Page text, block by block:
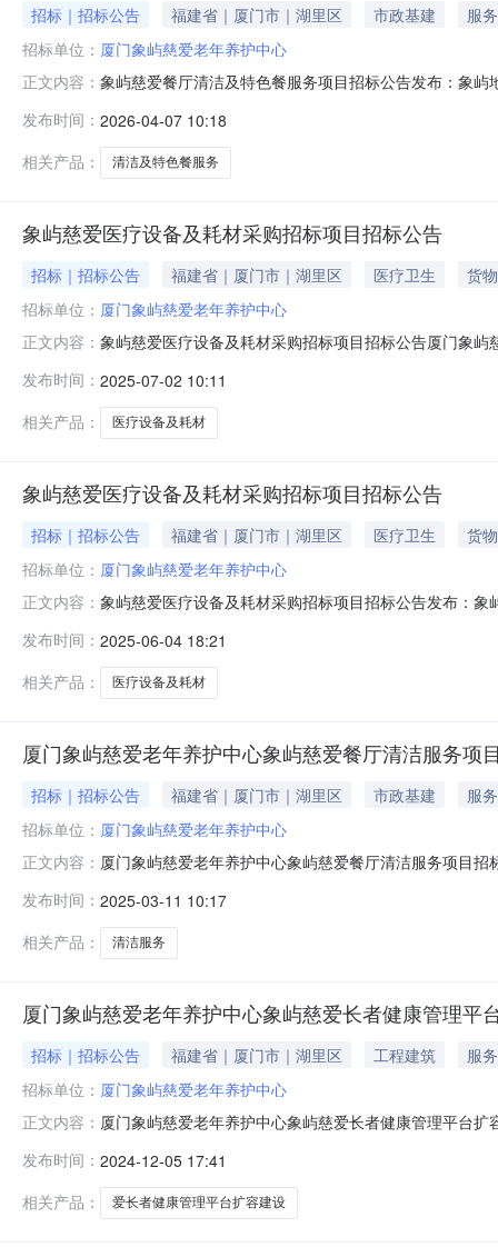
招标｜招标公告 福建省｜厦门市｜湖里区 市政基建
服务
招标单位： 厦门象屿慈爱老年养护中心
正文内容： 象屿慈爱餐厅清洁及特色餐服务项目招标公告发布：象
投标的单位，于报名截止时间2026年4月9日17:00（北
4月1
发布时间： 2026-04-07 10:18
相关产品：
清洁及特色餐服务
象屿慈爱医疗设备及耗材采购招标项目招标公告
招标｜招标公告 福建省｜厦门市｜湖里区 医疗卫生
货物
招标单位： 厦门象屿慈爱老年养护中心
正文内容： 象屿慈爱医疗设备及耗材采购招标项目招标公告厦门象
间）前，以邮件形式向招标联系人获取，邮件中需提供
箱，答疑将由联系人统一
发布时间： 2025-07-02 10:11
相关产品：
医疗设备及耗材
象屿慈爱医疗设备及耗材采购招标项目招标公告
招标｜招标公告 福建省｜厦门市｜湖里区 医疗卫生
货物
招标单位： 厦门象屿慈爱老年养护中心
正文内容： 象屿慈爱医疗设备及耗材采购招标项目招标公告发布：
标的单位，于报名截止时间2025年6月13日17:00（北京
月1
发布时间： 2025-06-04 18:21
相关产品：
医疗设备及耗材
厦门象屿慈爱老年养护中心象屿慈爱餐厅清洁服务项
招标｜招标公告 福建省｜厦门市｜湖里区 市政基建
服务
招标单位： 厦门象屿慈爱老年养护中心
正文内容： 厦门象屿慈爱老年养护中心象屿慈爱餐厅清洁服务项目
标的单位，于报名截止时间2025年3月14日17:00（北京
月
发布时间： 2025-03-11 10:17
相关产品：
清洁服务
厦门象屿慈爱老年养护中心象屿慈爱长者健康管理平
招标｜招标公告 福建省｜厦门市｜湖里区 工程建筑
服务
招标单位： 厦门象屿慈爱老年养护中心
正文内容： 厦门象屿慈爱老年养护中心象屿慈爱长者健康管理平台
167号。3、招标文件获取：请有意参加投标的单位，于
等信息。
发布时间： 2024-12-05 17:41
相关产品：
爱长者健康管理平台扩容建设